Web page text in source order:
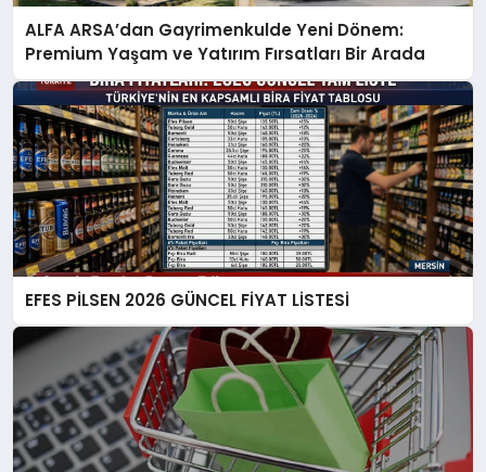
ALFA ARSA’dan Gayrimenkulde Yeni Dönem:
Premium Yaşam ve Yatırım Fırsatları Bir Arada
EFES PİLSEN 2026 GÜNCEL FİYAT LİSTESİ